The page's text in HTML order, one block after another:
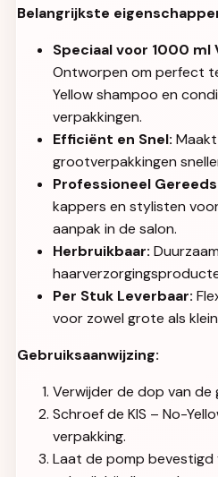
Belangrijkste
Speciaal voor 1000 ml
Ontworpen om perfect
Yellow shampoo en
verpakkingen.
Efficiënt en Snel:
grootverpakkingen
Professioneel
kappers en stylisten
aanpak in de salon.
Herbruikbaar:
Per Stuk Leverbaar:
voor zowel grote als
Gebruiksaanwijzing:
Verwijder de dop van de
Schroef de KIS – No-
verpakking.
Laat de pomp bevestigd